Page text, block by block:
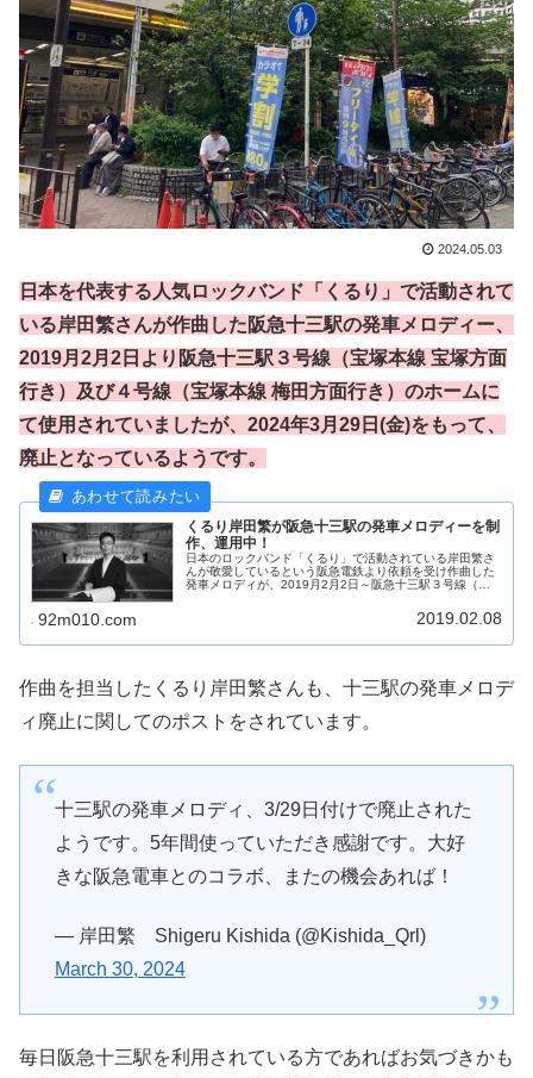
2024.05.03
日本を代表する人気ロックバンド「くるり」で活動されて
いる岸田繁さんが作曲した阪急十三駅の発車メロディー、
2019月2月2日より阪急十三駅３号線（宝塚本線 宝塚方面
行き）及び４号線（宝塚本線 梅田方面行き）のホームに
て使用されていましたが、2024年3月29日(金)をもって、
廃止となっているようです。
くるり岸田繁が阪急十三駅の発車メロディーを制
作、運用中！
日本のロックバンド「くるり」で活動されている岸田繁さ
んが敬愛しているという阪急電鉄より依頼を受け作曲した
発車メロディが、2019月2月2日～阪急十三駅３号線（宝
92m010.com 2019.02.08
作曲を担当したくるり岸田繁さんも、十三駅の発車メロデ
ィ廃止に関してのポストをされています。
十三駅の発車メロディ、3/29日付けで廃止された
ようです。5年間使っていただき感謝です。大好
きな阪急電車とのコラボ、またの機会あれば！
— 岸田繁 Shigeru Kishida (@Kishida_Qrl)
March 30, 2024
毎日阪急十三駅を利用されている方であればお気づきかも